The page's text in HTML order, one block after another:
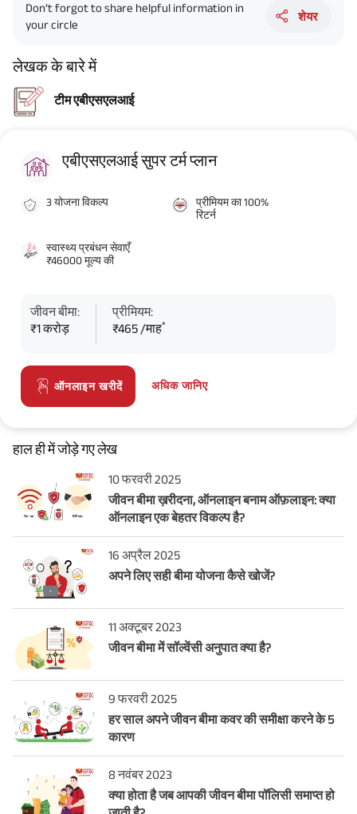
Don’t forgot to share helpful information in
your circle
शेयर
लेखक के बारे में
टीम एबीएसएलआई
एबीएसएलआई सुपर टर्म प्लान
3 योजना विकल्प
प्रीमियम का 100%
रिटर्न
स्वास्थ्य प्रबंधन सेवाएँ
₹46000 मूल्य की
जीवन बीमा:
₹1 करोड़
प्रीमियम:
₹465 /माह*
ऑनलाइन खरीदें अधिक जानिए
हाल ही में जोड़े गए लेख
10 फरवरी 2025
जीवन बीमा ख़रीदना, ऑनलाइन बनाम ऑफ़लाइन: क्या
ऑनलाइन एक बेहतर विकल्प है?
16 अप्रैल 2025
अपने लिए सही बीमा योजना कैसे खोजें?
11 अक्टूबर 2023
जीवन बीमा में सॉल्वेंसी अनुपात क्या है?
9 फरवरी 2025
हर साल अपने जीवन बीमा कवर की समीक्षा करने के 5
कारण
8 नवंबर 2023
क्या होता है जब आपकी जीवन बीमा पॉलिसी समाप्त हो